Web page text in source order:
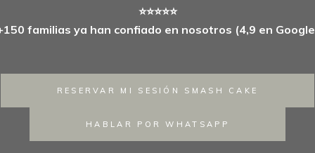
⭐⭐⭐⭐⭐
familias ya han confiado en nosotros (4,9 en
RESERVAR MI SESIÓN SMASH CAKE
HABLAR POR WHATSAPP